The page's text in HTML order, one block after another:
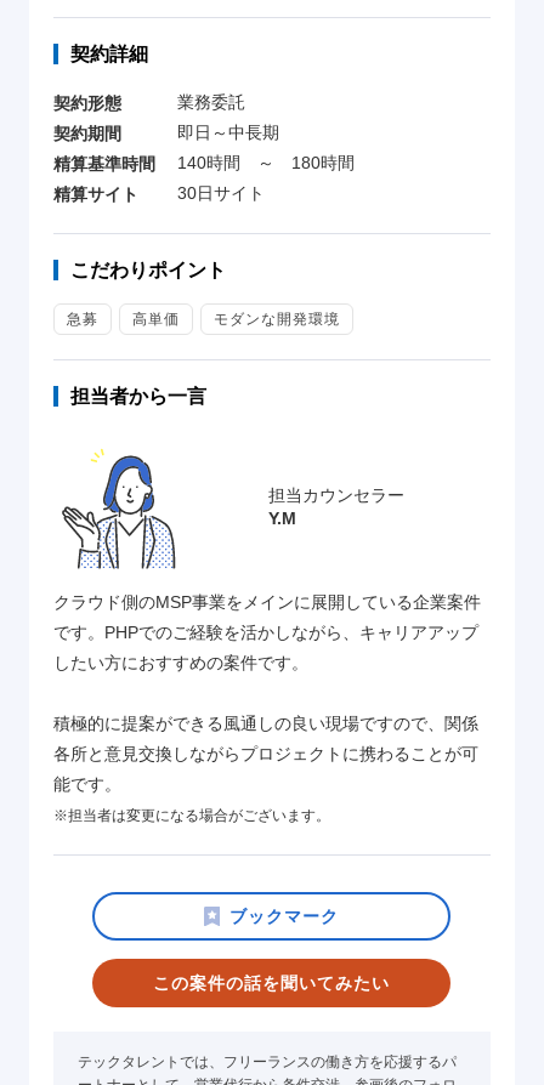
契約詳細
契約形態
業務委託
契約期間
即日～中長期
精算基準時間
140時間 ～ 180時間
精算サイト
30日サイト
こだわりポイント
急募 高単価 モダンな開発環境
担当者から一言
担当カウンセラー
Y.M
クラウド側のMSP事業をメインに展開している企業案件
です。PHPでのご経験を活かしながら、キャリアアップ
したい方におすすめの案件です。
積極的に提案ができる風通しの良い現場ですので、関係
各所と意見交換しながらプロジェクトに携わることが可
能です。
※担当者は変更になる場合がございます。
この案件の話を聞いてみたい
テックタレントでは、フリーランスの働き方を応援するパ